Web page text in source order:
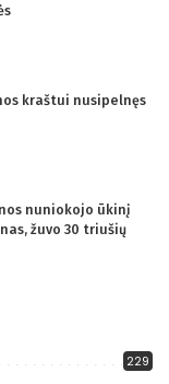
kraštui nusipelnęs
nuniokojo ūkinį
žuvo 30 triušių
229